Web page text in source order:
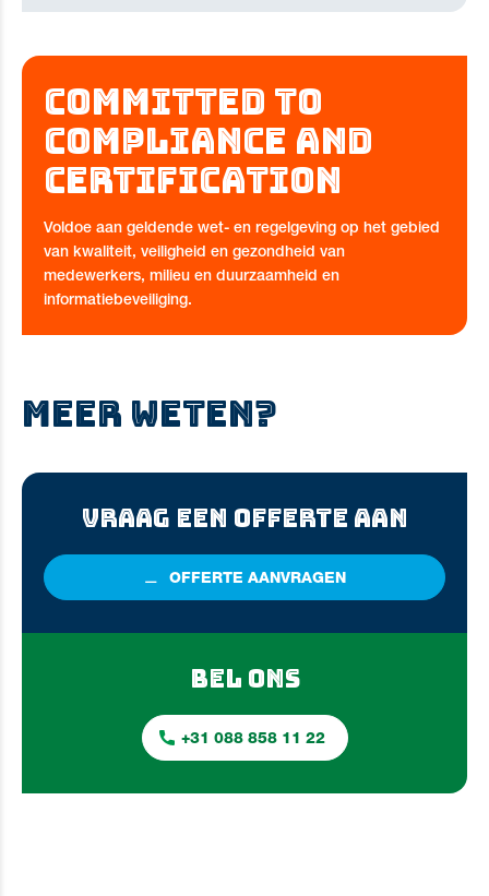
COMMITTED TO
COMPLIANCE AND
CERTIFICATION
Voldoe aan geldende wet- en regelgeving op het gebied
van kwaliteit, veiligheid en gezondheid van
medewerkers, milieu en duurzaamheid en
informatiebeveiliging.
MEER WETEN?
VRAAG EEN OFFERTE AAN
OFFERTE AANVRAGEN
BEL ONS
+31 088 858 11 22